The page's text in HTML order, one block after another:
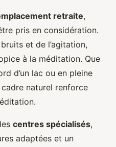
retraite,
pris en considération.
et de l’agitation,
à la méditation. Que
d’un lac ou en pleine
naturel renforce
centres spécialisés,
adaptées et un